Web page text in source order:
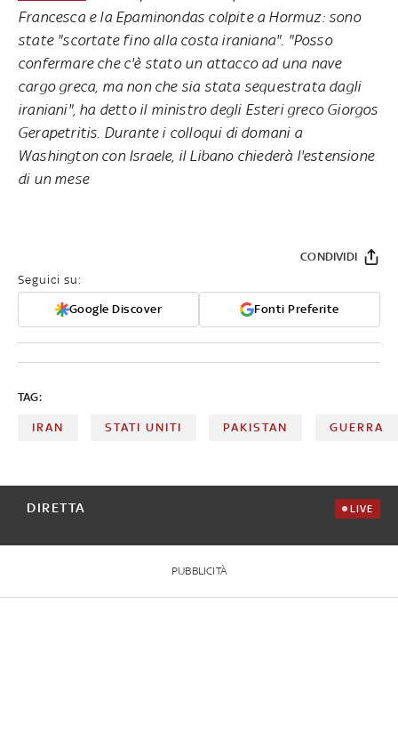
Francesca e la Epaminondas colpite a Hormuz: sono
state "scortate fino alla costa iraniana". "Posso
confermare che c'è stato un attacco ad una nave
cargo greca, ma non che sia stata sequestrata dagli
iraniani", ha detto il ministro degli Esteri greco Giorgos
Gerapetritis. Durante i colloqui di domani a
Washington con Israele, il Libano chiederà l'estensione
di un mese
Seguici su:
Google Discover Fonti Preferite
CONDIVIDI
TAG:
IRAN STATI UNITI PAKISTAN GUERRA
DIRETTA LIVE
PUBBLICITÀ